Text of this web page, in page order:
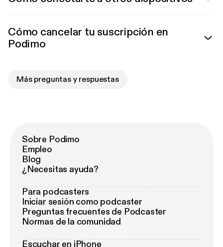
Cómo cancelar tu suscripción en
Podimo
Más preguntas y respuestas
Sobre Podimo
Empleo
Blog
¿Necesitas ayuda?
Para podcasters
Iniciar sesión como podcaster
Preguntas frecuentes de Podcaster
Normas de la comunidad
Escuchar en iPhone